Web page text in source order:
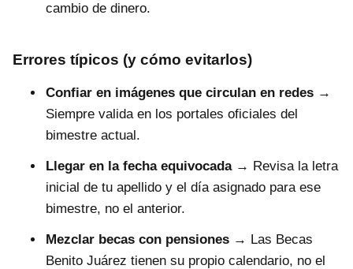
cambio de dinero.
Errores típicos (y cómo evitarlos)
Confiar en imágenes que circulan en redes →
Siempre valida en los portales oficiales del
bimestre actual.
Llegar en la fecha equivocada→ Revisa la letra
inicial de tu apellido y el día asignado para ese
bimestre, no el anterior.
Mezclar becas con pensiones → Las Becas
Benito Juárez tienen su propio calendario, no el